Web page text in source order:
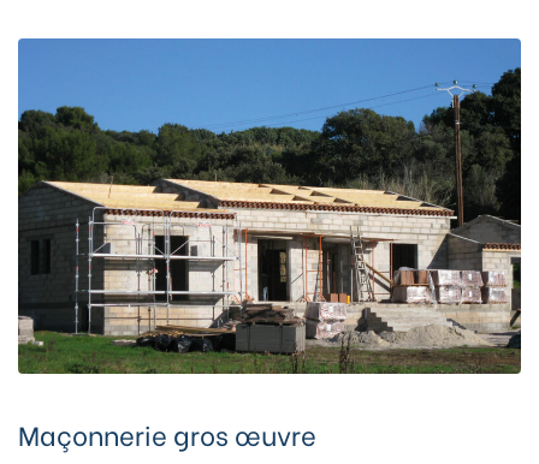
Maçonnerie gros œuvre